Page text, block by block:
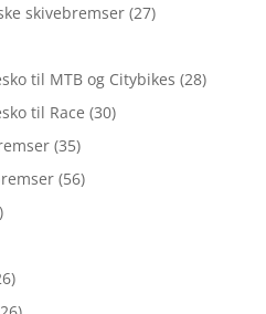
skivebremser (27)
til MTB og Citybikes (28)
til Race (30)
(35)
(56)